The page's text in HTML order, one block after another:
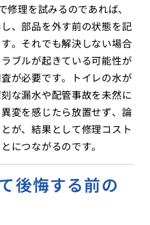
理を試みるのであれば、
、部品を外す前の状態を記
。それでも解決しない場合
ブルが起きている可能性が
が必要です。トイレの水が
な漏水や配管事故を未然に
変を感じたら放置せず、論
が、結果として修理コスト
につながるのです。
後悔する前の